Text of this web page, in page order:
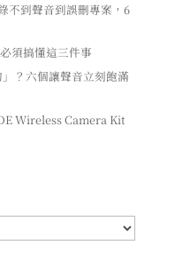
不到聲音到誤刪專案，6
須搞懂這三件事
？六個讓聲音立刻飽滿
Wireless Camera Kit